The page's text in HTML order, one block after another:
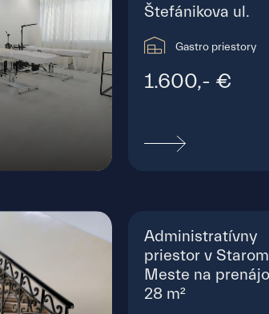
Štefánikova ul.
Gastro priestory
1.600,- €
Administratívny
priestor v Starom
Meste na
28 m²